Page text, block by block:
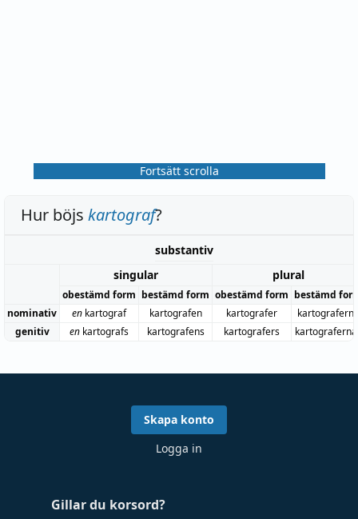
Fortsätt scrolla
Hur böjs kartograf?
substantiv
singular
plural
obestämd form bestämd form obestämd form bestämd
nominativ
en kartograf kartografen kartografer
genitiv
en kartografs kartografens kartografers
Gillar du korsord?
Skapa konto
Logga in